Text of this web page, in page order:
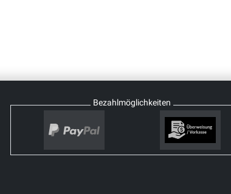
Bezahlmöglichkeiten